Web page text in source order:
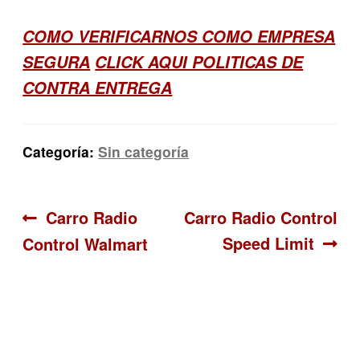
COMO VERIFICARNOS COMO EMPRESA
SEGURA CLICK AQUI POLITICAS DE
CONTRA ENTREGA
Categoría:Sin categoría
Navegación
de
Anterior:
Carro Radio
Control Walmart
Siguiente:
Carro Radio Control
Speed Limit